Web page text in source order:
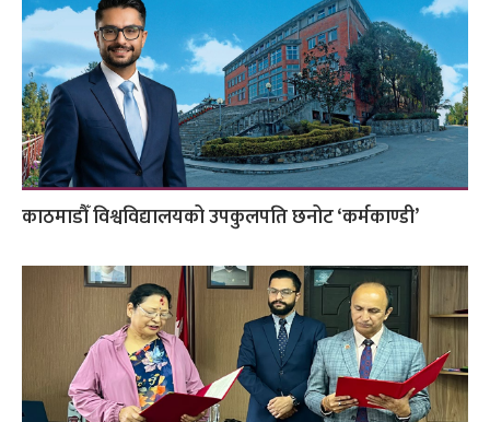
काठमाडौँ विश्वविद्यालयको उपकुलपति छनोट ‘कर्मकाण्डी’